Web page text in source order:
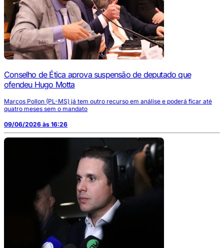
Conselho de Ética aprova suspensão de deputado que
ofendeu Hugo Motta
Marcos Pollon (PL-MS) já tem outro recurso em análise e poderá ficar até
quatro meses sem o mandato
09/06/2026 às 16:26